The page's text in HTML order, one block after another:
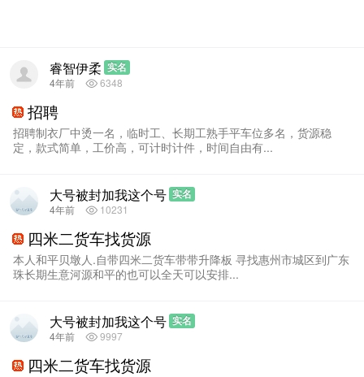
实名
睿智伊柔
4年前 6348
招聘
招聘制衣厂中烫一名，临时工、长期工熟手平车位多名，货源稳
定，款式简单，工价高，可计时计件，时间自由有...
实名
大号被封加我这个号
4年前 10231
四米二货车找货源
本人和平贝墩人.自带四米二货车带带升降板 寻找惠州市城区到广东
珠长期生意河源和平的也可以全天可以安排...
实名
大号被封加我这个号
4年前 9997
四米二货车找货源